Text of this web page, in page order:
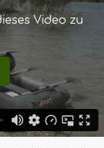
Video zu